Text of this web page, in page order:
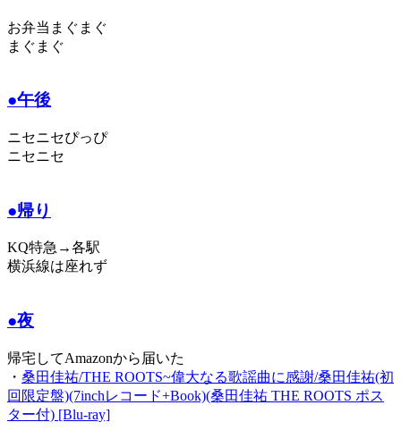
お弁当まぐまぐ
まぐまぐ
●午後
ニセニセぴっぴ
ニセニセ
●帰り
KQ特急→各駅
横浜線は座れず
●夜
帰宅してAmazonから届いた
・ 桑田佳祐/THE ROOTS~偉大なる歌謡曲に感謝/桑田佳祐(初
回限定盤)(7inchレコード+Book)(桑田佳祐 THE ROOTS ポス
ター付) [Blu-ray]